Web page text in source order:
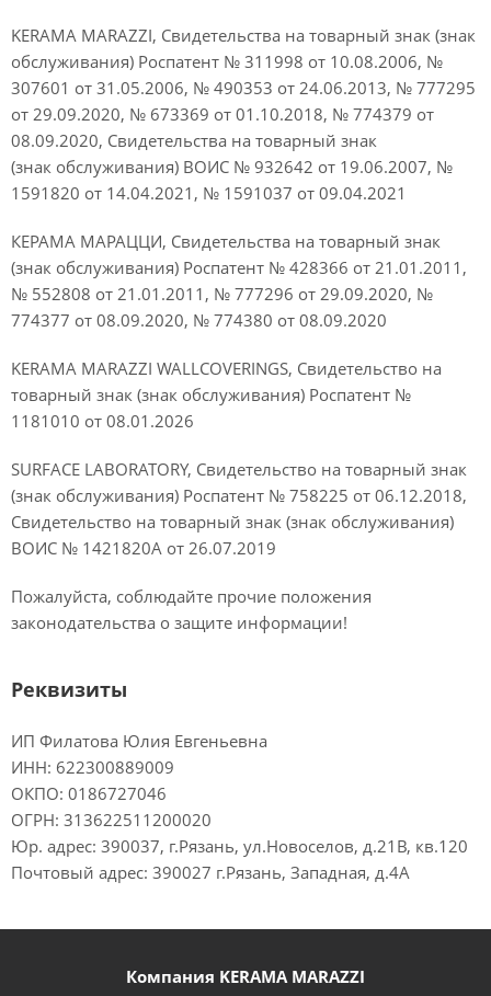
KERAMA MARAZZI, Свидетельства на товарный знак (знак
обслуживания) Роспатент № 311998 от 10.08.2006, №
307601 от 31.05.2006, № 490353 от 24.06.2013, № 777295
от 29.09.2020, № 673369 от 01.10.2018, № 774379 от
08.09.2020, Свидетельства на товарный знак
(знак обслуживания) ВОИС № 932642 от 19.06.2007, №
1591820 от 14.04.2021, № 1591037 от 09.04.2021
КЕРАМА МАРАЦЦИ, Свидетельства на товарный знак
(знак обслуживания) Роспатент № 428366 от 21.01.2011,
№ 552808 от 21.01.2011, № 777296 от 29.09.2020, №
774377 от 08.09.2020, № 774380 от 08.09.2020
KERAMA MARAZZI WALLCOVERINGS, Свидетельство на
товарный знак (знак обслуживания) Роспатент №
1181010 от 08.01.2026
SURFACE LABORATORY, Свидетельство на товарный знак
(знак обслуживания) Роспатент № 758225 от 06.12.2018,
Свидетельство на товарный знак (знак обслуживания)
ВОИС № 1421820A от 26.07.2019
Пожалуйста, соблюдайте прочие положения
законодательства о защите информации!
Реквизиты
ИП Филатова Юлия Евгеньевна
ИНН: 622300889009
ОКПО: 0186727046
ОГРН: 313622511200020
Юр. адрес: 390037, г.Рязань, ул.Новоселов, д.21В, кв.120
Почтовый адрес: 390027 г.Рязань, Западная, д.4А
Компания KERAMA MARAZZI